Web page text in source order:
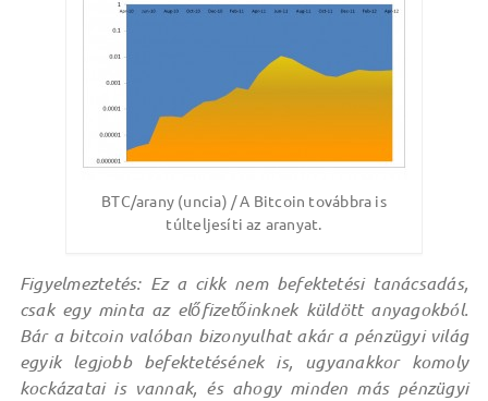
BTC/arany (uncia) / A Bitcoin továbbra is
túlteljesíti az aranyat.
Figyelmeztetés: Ez a cikk nem befektetési tanácsadás,
csak egy minta az előfizetőinknek küldött anyagokból.
Bár a bitcoin valóban bizonyulhat akár a pénzügyi világ
egyik legjobb befektetésének is, ugyanakkor komoly
kockázatai is vannak, és ahogy minden más pénzügyi